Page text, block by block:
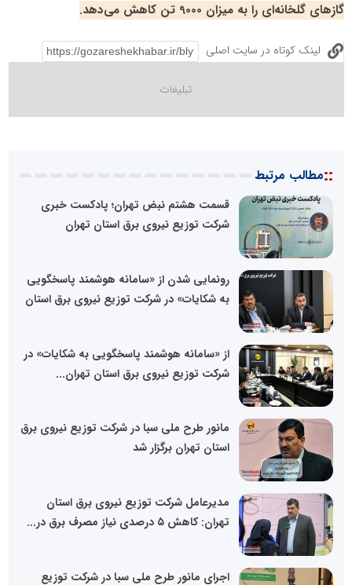
گازهای گلخانه‌ای را به میزان 9000 تن کاهش می‌دهد.
لینک کوتاه در سایت اصلی
::مطالب مرتبط
قسمت هشتم نبض تهران؛ پادکست خبری
شرکت توزیع نیروی برق استان تهران
رونمایی شدن از «سامانه هوشمند پاسخگویی
به شکایات» در شرکت توزیع نیروی برق استان
از «سامانه هوشمند پاسخگویی به شکایات» در
شرکت توزیع نیروی برق استان تهران...
مانور طرح ملی سبا در شرکت توزیع نیروی برق
استان تهران برگزار شد
مدیرعامل شرکت توزیع نیروی برق استان
تهران: کاهش ۵ درصدی نیاز مصرف برق در...
اجرای مانور طرح ملی سبا در شرکت توزیع